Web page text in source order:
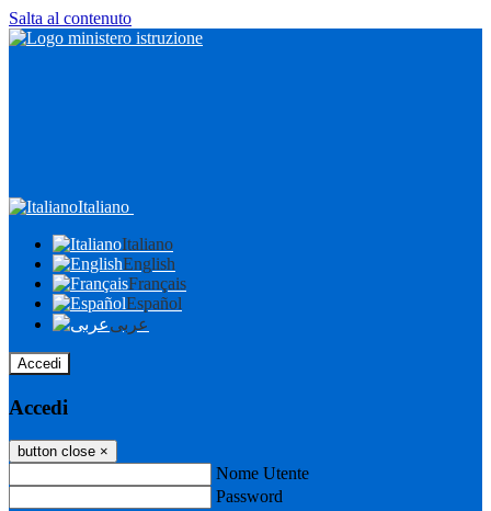
Salta al contenuto
Italiano
Italiano
English
Français
Español
عربى
Accedi
Accedi
button close ×
Nome Utente
Password